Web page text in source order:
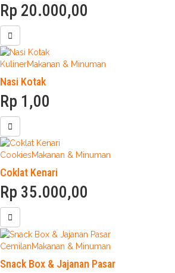
Rp 20.000,00
KulinerMakanan & Minuman
Nasi Kotak
Rp 1,00
CookiesMakanan & Minuman
Coklat Kenari
Rp 35.000,00
CemilanMakanan & Minuman
Snack Box & Jajanan Pasar